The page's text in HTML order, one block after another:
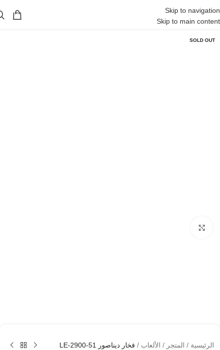
Skip to navigation
Skip to main content
SOLD OUT
الرئيسية / المتجر / الألعاب / فخار ديناصور LE-2900-51